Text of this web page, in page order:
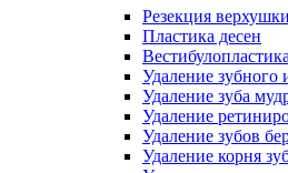
Резекция
Пластика десен
Вестибулопластика
Удаление зубного
Удаление зуба
Удаление
Удаление зубов
Удаление корня